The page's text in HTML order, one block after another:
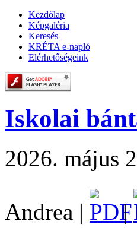
Kezdőlap
Képgaléria
Keresés
KRÉTA e-napló
Elérhetőségeink
Iskolai
2026. május
Andrea | |